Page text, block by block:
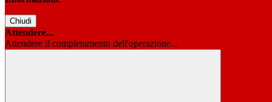
Chiudi
Attendere...
Attendere il completamento dell'operazione...